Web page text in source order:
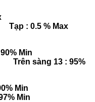
% Max
% Max
Tạp : 0.5 % Max
1% Max
13 : 90% Min
Trên sàng 13 : 95%
13 : 90% Min
Min